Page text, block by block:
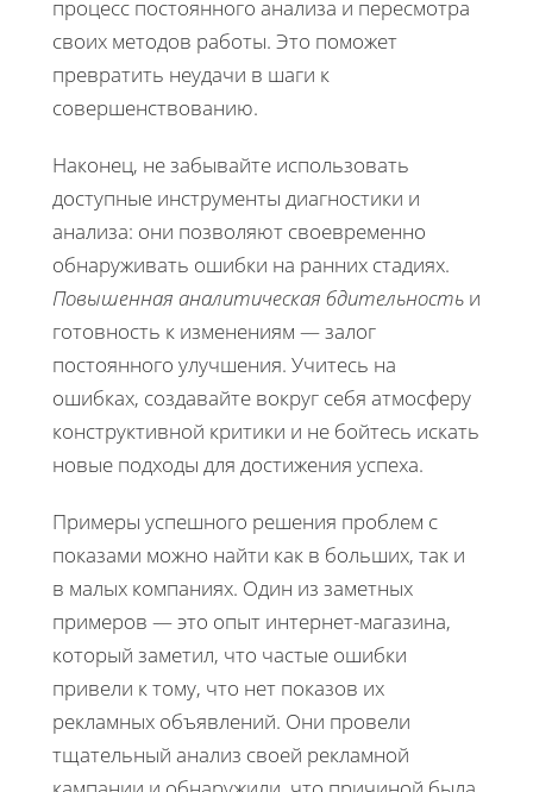
процесс постоянного анализа и пересмотра
своих методов работы. Это поможет
превратить неудачи в шаги к
совершенствованию.
Наконец, не забывайте использовать
доступные инструменты диагностики и
анализа: они позволяют своевременно
обнаруживать ошибки на ранних стадиях.
Повышенная аналитическая бдительность и
готовность к изменениям — залог
постоянного улучшения. Учитесь на
ошибках, создавайте вокруг себя атмосферу
конструктивной критики и не бойтесь искать
новые подходы для достижения успеха.
Примеры успешного решения проблем с
показами можно найти как в больших, так и
в малых компаниях. Один из заметных
примеров — это опыт интернет-магазина,
который заметил, что частые ошибки
привели к тому, что нет показов их
рекламных объявлений. Они провели
тщательный анализ своей рекламной